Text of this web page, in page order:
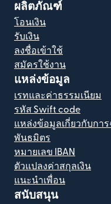
ผลิตภัณฑ์
โอนเงิน
รับเงิน
ลงชื่อเข้าใช้
สมัครใช้งาน
แหล่งข้อมูล
เรทและค่าธรรมเนียม
รหัส Swift code
แหล่งข้อมูลเกี่ยวกับกา
พันธมิตร
หมายเลข IBAN
ตัวแปลงค่าสกุลเงิน
แนะนำเพื่อน
สนับสนุน